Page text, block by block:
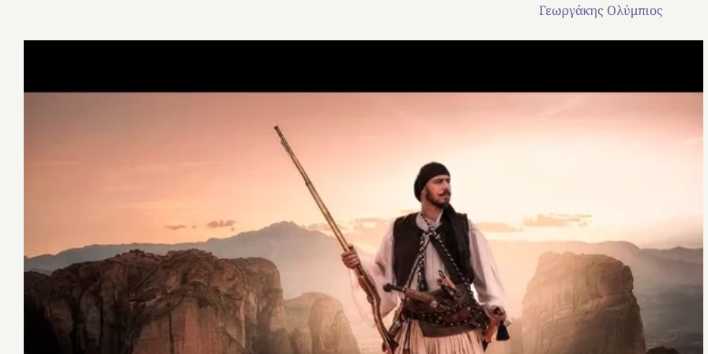
Γεωργάκης Ολύμπιος